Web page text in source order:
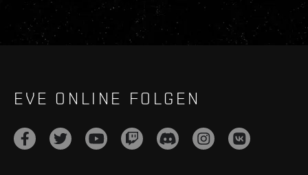
EVE ONLINE FOLGEN